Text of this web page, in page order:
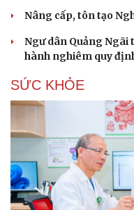
Nâng cấp, tôn tạo
Ngư dân Quảng Ngãi
hành nghiêm quy
SỨC KHỎE